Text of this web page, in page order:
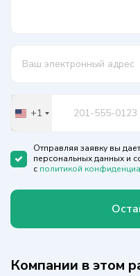
United
+1
Отправляя заявку вы
персональных данных и
с политикой
Компании в этом